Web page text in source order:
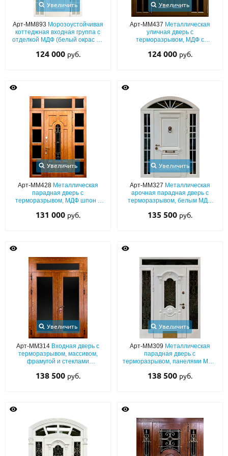
Увеличить
Арт-ММ893 Морозоустойчивая
коттеджная входная группа с
отделкой МДФ (белый окрас по
и кнокером
124 000 руб.
Увеличить
Арт-ММ437 Металлическая
уличная дверь с
терморазрывом, МДФ с
вставками и кнокером
124 000 руб.
Увеличить
Арт-ММ428 Металлическая
парадная дверь с
терморазрывом, МДФ шпон с
ковкой
131 000 руб.
Увеличить
Арт-ММ327 Металлическая
арочная парадная дверь с
терморазрывом, белым МДФ
вставками и кнокером под
135 500 руб.
Увеличить
Арт-ММ314 Входная дверь с
терморазрывом, массивом,
фрамугой и стеклами
138 500 руб.
Увеличить
Арт-ММ309 Металлическая
парадная дверь с
терморазрывом, панелями МДФ
резьбой, с отбойником,
138 500 руб.